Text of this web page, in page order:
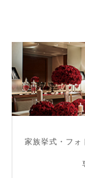
家族挙式・フォ